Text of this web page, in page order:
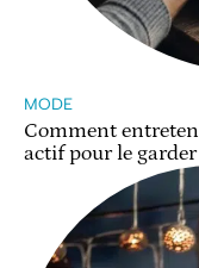
MODE
Comment
actif pour le